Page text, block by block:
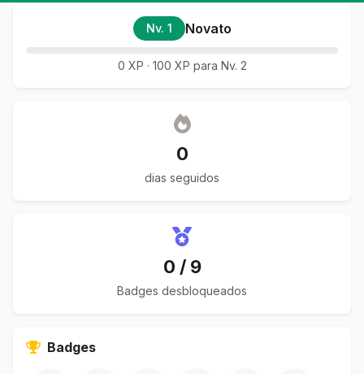
Nv. 1 Novato
0 XP · 100 XP para Nv. 2
0
dias seguidos
0 / 9
Badges desbloqueados
Badges